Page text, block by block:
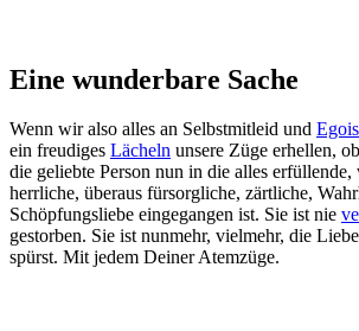
Eine wunderbare Sache
Wenn wir also alles an Selbstmitleid und
ein freudiges Lächeln unsere Züge erhellen,
die geliebte Person nun in die alles erfüllende,
herrliche, überaus fürsorgliche, zärtliche,
Schöpfungsliebe eingegangen ist. Sie ist nie
gestorben. Sie ist nunmehr, vielmehr, die
spürst. Mit jedem Deiner Atemzüge.